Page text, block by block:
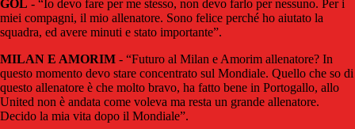
GOL - “Io devo fare per me stesso, non devo farlo per nessuno. Per i
miei compagni, il mio allenatore. Sono felice perché ho aiutato la
squadra, ed avere minuti e stato importante”.
MILAN E AMORIM - “Futuro al Milan e Amorim allenatore? In
questo momento devo stare concentrato sul Mondiale. Quello che so di
questo allenatore è che molto bravo, ha fatto bene in Portogallo, allo
United non è andata come voleva ma resta un grande allenatore.
Decido la mia vita dopo il Mondiale”.